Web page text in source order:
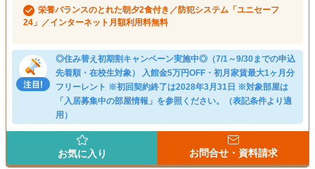
栄養バランスのとれた朝夕2食付き／防犯システム「ユニセーフ
24」／インターネット月額利用料無料
◎住み替え初期割キャンペーン実施中◎（7/1～9/30までの申込
先着順・在校生対象） 入館金5万円OFF・初月家賃最大1ヶ月分
フリーレント ※初回契約終了は2028年3月31日 ※対象部屋は
「入居募集中の部屋情報」を参照ください。（表記条件より適
用）
お気に入り お問合せ・資料請求